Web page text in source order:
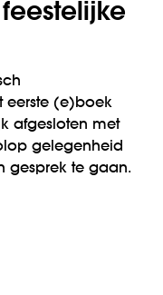
eerste (e)boek
afgesloten met
gelegenheid
gesprek te gaan.